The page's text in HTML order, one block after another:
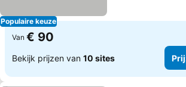
Populaire keuze
Van € 90
Bekijk prijzen van 10 sites